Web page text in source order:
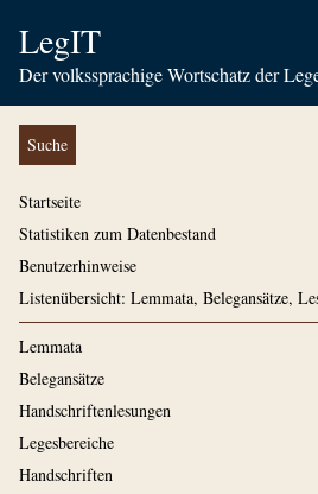
LegIT
Der volkssprachige Wortschatz der
Suche
Startseite
Statistiken zum Datenbestand
Benutzerhinweise
Listenübersicht: Lemmata, Belegansätze,
Lemmata
Belegansätze
Handschriftenlesungen
Legesbereiche
Handschriften